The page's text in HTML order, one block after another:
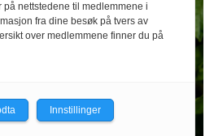
nettstedene til medlemmene i
fra dine besøk på tvers av
over medlemmene finner du på
Innstillinger